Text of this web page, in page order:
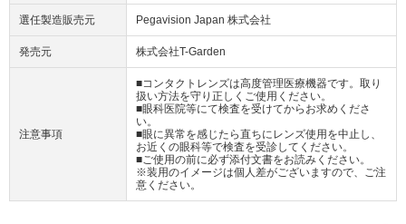
選任製造販売元 Pegavision Japan 株式会社
発売元 株式会社T-Garden
注意事項
■コンタクトレンズは高度管理医療機器です。取り
扱い方法を守り正しくご使用ください。
■眼科医院等にて検査を受けてからお求めくださ
い。
■眼に異常を感じたら直ちにレンズ使用を中止し、
お近くの眼科等で検査を受診してください。
■ご使用の前に必ず添付文書をお読みください。
※装用のイメージは個人差がございますので、ご注
意ください。